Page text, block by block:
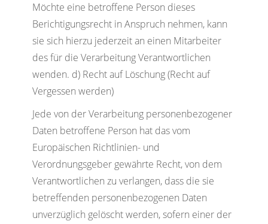
Möchte eine betroffene Person dieses
Berichtigungsrecht in Anspruch nehmen, kann
sie sich hierzu jederzeit an einen Mitarbeiter
des für die Verarbeitung Verantwortlichen
wenden. d) Recht auf Löschung (Recht auf
Vergessen werden)
Jede von der Verarbeitung personenbezogener
Daten betroffene Person hat das vom
Europäischen Richtlinien- und
Verordnungsgeber gewährte Recht, von dem
Verantwortlichen zu verlangen, dass die sie
betreffenden personenbezogenen Daten
unverzüglich gelöscht werden, sofern einer der